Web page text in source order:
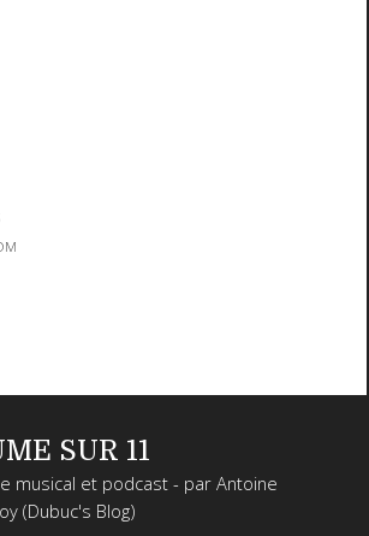
SUR 11
musical et podcast - par Antoine
(Dubuc's Blog)